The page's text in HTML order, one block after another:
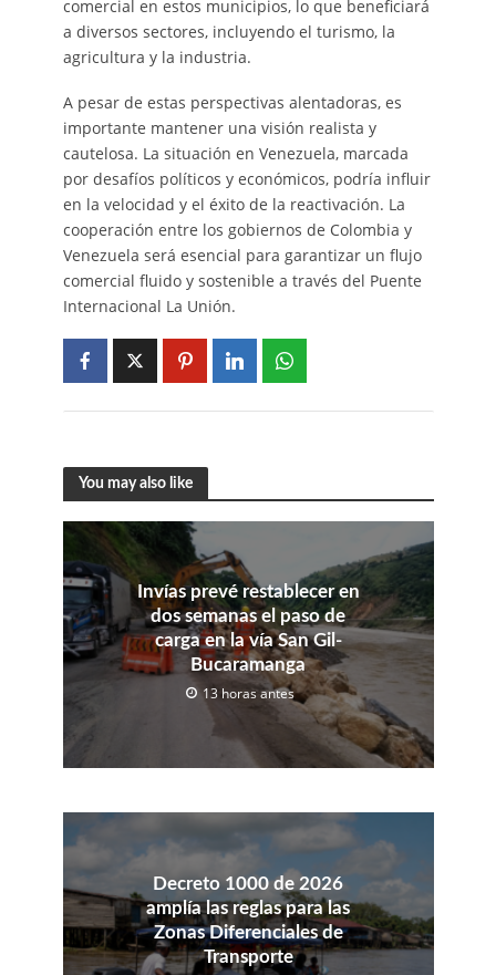
comercial en estos municipios, lo que beneficiará
a diversos sectores, incluyendo el turismo, la
agricultura y la industria.
A pesar de estas perspectivas alentadoras, es
importante mantener una visión realista y
cautelosa. La situación en Venezuela, marcada
por desafíos políticos y económicos, podría influir
en la velocidad y el éxito de la reactivación. La
cooperación entre los gobiernos de Colombia y
Venezuela será esencial para garantizar un flujo
comercial fluido y sostenible a través del Puente
Internacional La Unión.
You may also like
Invías prevé restablecer en
dos semanas el paso de
carga en la vía San Gil-
Bucaramanga
13 horas antes
Decreto 1000 de 2026
amplía las reglas para las
Zonas Diferenciales de
Transporte